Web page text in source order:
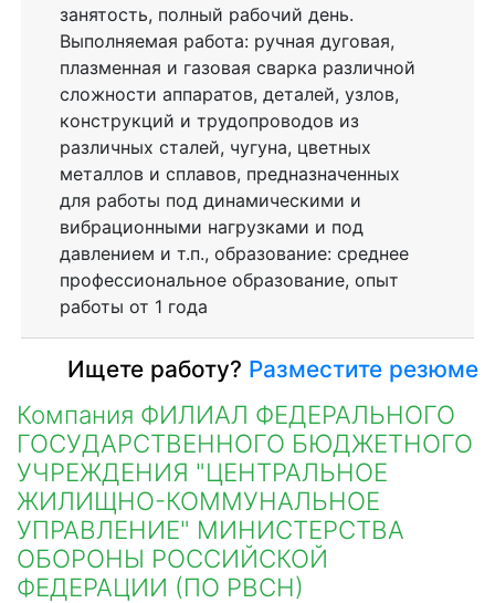
занятость, полный рабочий день.
Выполняемая работа: ручная дуговая,
плазменная и газовая сварка различной
сложности аппаратов, деталей, узлов,
конструкций и трудопроводов из
различных сталей, чугуна, цветных
металлов и сплавов, предназначенных
для работы под динамическими и
вибрационными нагрузками и под
давлением и т.п., образование: среднее
профессиональное образование, опыт
работы от 1 года
Ищете работу? Разместите резюме
Компания ФИЛИАЛ ФЕДЕРАЛЬНОГО
ГОСУДАРСТВЕННОГО БЮДЖЕТНОГО
УЧРЕЖДЕНИЯ "ЦЕНТРАЛЬНОЕ
ЖИЛИЩНО-КОММУНАЛЬНОЕ
УПРАВЛЕНИЕ" МИНИСТЕРСТВА
ОБОРОНЫ РОССИЙСКОЙ
ФЕДЕРАЦИИ (ПО РВСН)